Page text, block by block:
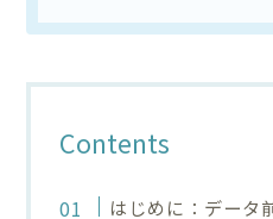
Contents
はじめに：データ